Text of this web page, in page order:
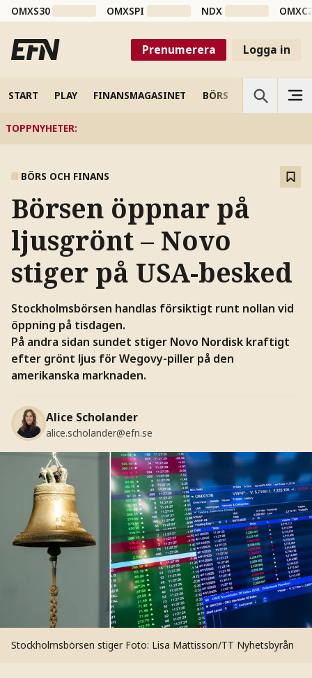
OMXS30 OMXSPI NDX
Prenumerera Logga in
START PLAY FINANSMAGASINET BÖRS VETENSKAP
TOPPNYHETER:
BÖRS OCH FINANS
Börsen öppnar på
ljusgrönt – Novo
stiger på USA-besked
Stockholmsbörsen handlas försiktigt runt nollan vid
öppning på tisdagen.
På andra sidan sundet stiger Novo Nordisk kraftigt
efter grönt ljus för Wegovy-piller på den
amerikanska marknaden.
Alice Scholander
alice.scholander@efn.se
Stockholmsbörsen stiger Foto: Lisa Mattisson/TT Nyhetsbyrån